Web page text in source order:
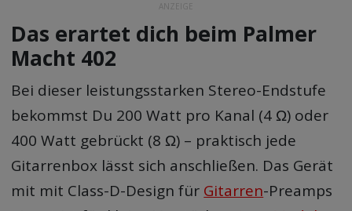
ANZEIGE
Das erartet dich beim Palmer
Macht 402
Bei dieser leistungsstarken Stereo-Endstufe
bekommst Du 200 Watt pro Kanal (4 Ω) oder
400 Watt gebrückt (8 Ω) – praktisch jede
Gitarrenbox lässt sich anschließen. Das Gerät
mit mit Class-D-Design für Gitarren-Preamps